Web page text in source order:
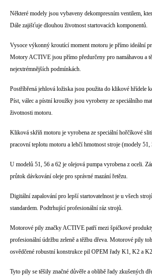
Některé modely jsou vybaveny dekompresním ventilem,
Dále zajišťuje dlouhou životnost startovacích komponentů.
Vysoce výkonný kroutící moment motoru je přímo ideální
Motory ACTIVE jsou přímo předurčeny pro namáhavou a
nejextrémnějších podmínkách.
Postříbřená jehlová ložiska jsou použita do klikové hřídele
Píst, válec a pístní kroužky jsou vyrobeny ze speciálního
životnosti motoru.
Kliková skříň motoru je vyrobena ze speciální hořčíkové
pracovní teplotu motoru a lehčí hmotnost stroje (modely 51,
U modelů 51, 56 a 62 je olejová pumpa vyrobena z oceli.
průtok dávkování oleje pro správné mazání řetězu.
Digitální zapalování pro lepší startovatelnost je u všech
standardem. Podtrhující profesionální ráz strojů.
Motorové pily značky ACTIVE patří mezi špičkové
profesionální údržbu zeleně a těžbu dřeva. Motorové pily
osvědčené robustní konstrukce pil OPEM řady K1, K2 a
Tyto pily se těšily značné důvěře a oblibě řady zkušených